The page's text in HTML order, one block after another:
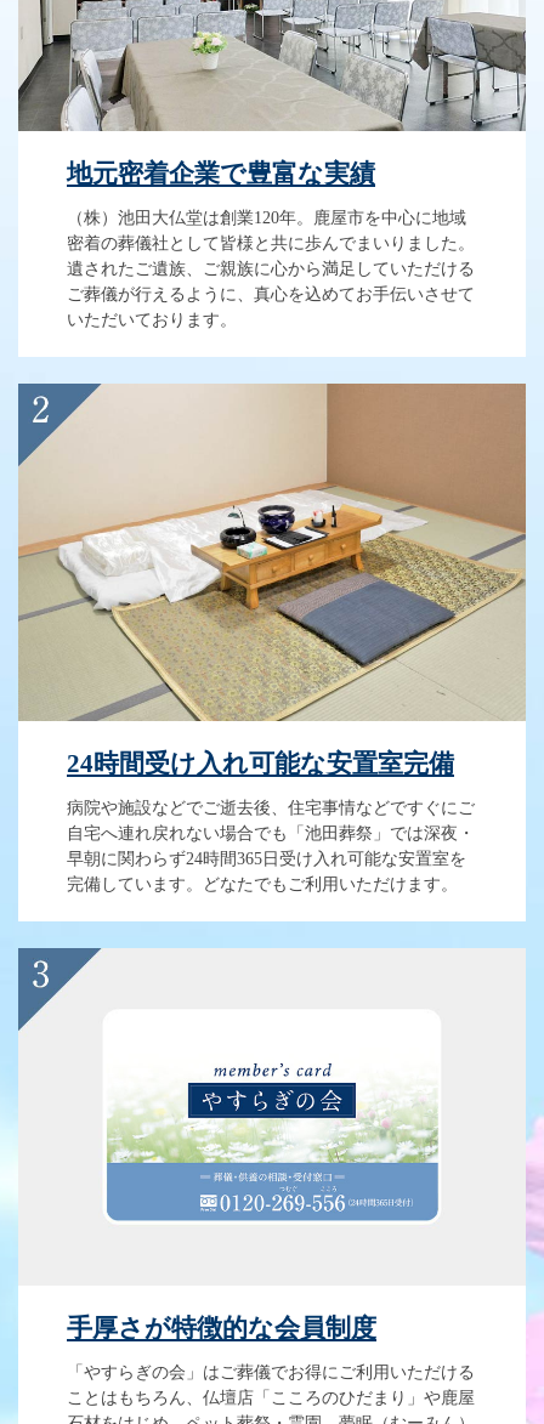
地元密着企業で豊富な実績
（株）池田大仏堂は創業120年。鹿屋市を中心に地域
密着の葬儀社として皆様と共に歩んでまいりました。
遺されたご遺族、ご親族に心から満足していただける
ご葬儀が行えるように、真心を込めてお手伝いさせて
いただいております。
24時間受け入れ可能な安置室完備
病院や施設などでご逝去後、住宅事情などですぐにご
自宅へ連れ戻れない場合でも「池田葬祭」では深夜・
早朝に関わらず24時間365日受け入れ可能な安置室を
完備しています。どなたでもご利用いただけます。
手厚さが特徴的な会員制度
「やすらぎの会」はご葬儀でお得にご利用いただける
ことはもちろん、仏壇店「こころのひだまり」や鹿屋